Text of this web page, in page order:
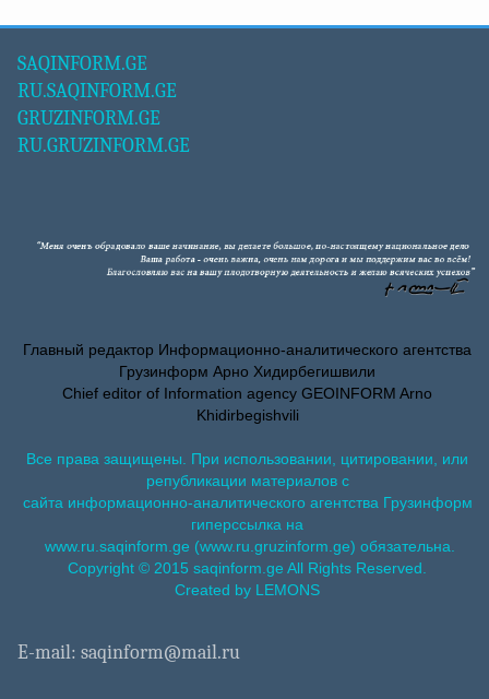
SAQINFORM.GE
RU.SAQINFORM.GE
GRUZINFORM.GE
RU.GRUZINFORM.GE
Главный редактор Информационно-аналитического агентства
Грузинформ Арно Хидирбегишвили
Chief editor of Information agency GEOINFORM Arno
Khidirbegishvili
Все права защищены. При использовании, цитировании, или
републикации материалов с
сайта информационно-аналитического агентства Грузинформ
гиперссылка на
www.ru.saqinform.ge (www.ru.gruzinform.ge) обязательна.
Copyright © 2015 saqinform.ge All Rights Reserved.
Created by LEMONS
E-mail: saqinform@mail.ru